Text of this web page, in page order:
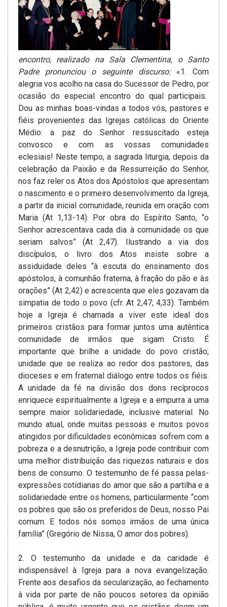
encontro, realizado na Sala Clementina, o Santo
Padre pronunciou o seguinte discurso­:«1. Com
alegria vos acolho na casa do Sucessor de Pedro, por
ocasião do especial encontro do qual participais.
Dou as minhas boas-vindas a todos vós, pastores e
fiéis provenientes das Igrejas católicas do Oriente
Médio: a paz do Senhor ressuscitado esteja
convosco e com as vossas comunidades
eclesiais! Neste tempo, a sagrada liturgia, depois da
celebração da Paixão­ e da Ressurreição do Senhor,
nos faz reler os Atos dos Apóstolos­ que apresentam
o nascimento e o primeiro desenvolvimento da Igreja,
a partir da inicial comunidade, reunida em oração com
Maria (At 1,13-14). Por obra do Espírito Santo, “o
Senhor acrescentava­ cada dia à comunidade os que
seriam salvos” (At 2,47). Ilustrando a via dos
discípulos, o livro dos Atos insiste sobre a
assiduidade deles “à escuta do ensinamento dos
apóstolos, à comunhão fraterna, à fração do pão e às
orações” (At 2,42) e acrescenta que eles gozavam­ da
simpatia de todo o povo (cfr. At 2,47; 4,33). Também
hoje a Igreja é chamada a viver este ideal dos
primeiros cristãos para formar juntos uma autêntica
comunidade de irmãos que sigam­ Cristo. É
importante que brilhe a unidade do povo cristão;
unidade que se realiza ao redor dos pastores, das
dioceses e em fraternal diálogo entre todos os fiéis.
A unidade da fé na divisão dos dons recíprocos
enriquece espiritualmente a Igreja e a empurra a uma
sempre maior solidariedade, inclusive material. No
mundo atual, onde muitas pessoas e muitos povos
atingidos por dificuldades econômicas sofrem com a
pobreza e a desnutrição, a Igreja pode contribuir com
uma melhor distribuição das riquezas naturais e dos
bens de consumo. O testemunho de fé passa pelas­
expressões cotidianas do amor que são a partilha e a
solidariedade entre os homens, particularmente “com
os pobres que são os preferidos de Deus, nosso Pai
comum. E todos nós somos irmãos de uma única
família” (Gregório de Nissa, O amor dos pobres).
2. O testemunho da unidade e da caridade é
indispensável à Igreja para a nova evangelização.
Frente aos desafios da secularização­, ao fechamento
à vida por parte de não poucos setores da­ opinião